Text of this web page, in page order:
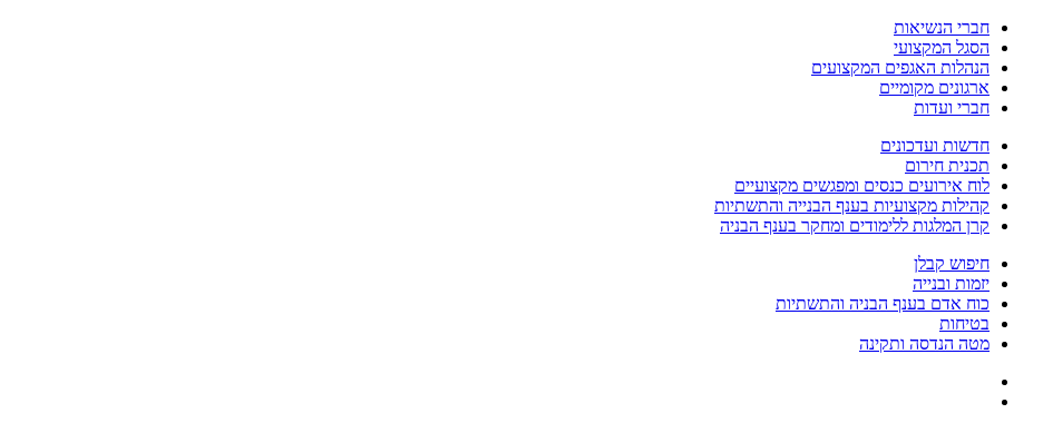
חברי הנשיאות
הסגל המקצועי
הנהלות האגפים המקצועים
ארגונים מקומיים
חברי ועדות
חדשות ועדכונים
תכנית חירום
לוח אירועים כנסים ומפגשים מקצועיים
קהילות מקצועיות בענף הבנייה והתשתיות
קרן המלגות ללימודים ומחקר בענף הבניה
חיפוש קבלן
יזמות ובנייה
כוח אדם בענף הבניה והתשתיות
בטיחות
מטה הנדסה ותקינה